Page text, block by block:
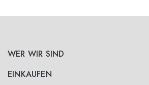
WER WIR SIND
EINKAUFEN